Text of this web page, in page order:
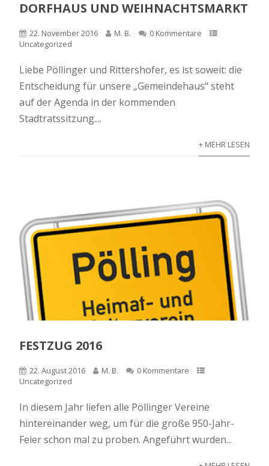
DORFHAUS UND WEIHNACHTSMARKT
22. November 2016 M. B.
0 Kommentare
Uncategorized
Liebe Pöllinger und Rittershofer, es ist soweit: die
Entscheidung für unsere „Gemeindehaus“ steht
auf der Agenda in der kommenden
Stadtratssitzung....
+ MEHR LESEN
FESTZUG 2016
22. August 2016 M. B.
0 Kommentare
Uncategorized
In diesem Jahr liefen alle Pöllinger Vereine
hintereinander weg, um für die große 950-Jahr-
Feier schon mal zu proben. Angeführt wurden...